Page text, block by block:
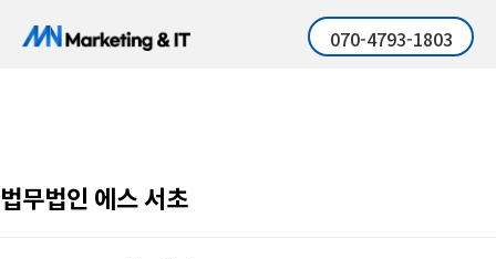
070-4793-1803
법무법인 에스 서초